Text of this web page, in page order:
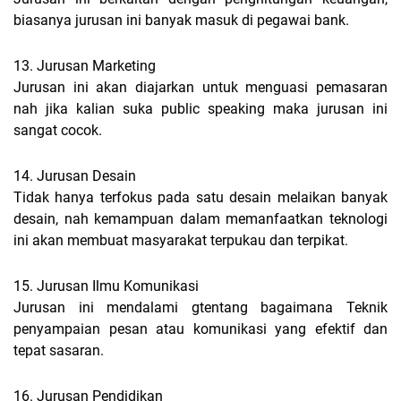
biasanya jurusan ini banyak masuk di pegawai bank.
13. Jurusan Marketing
Jurusan ini akan diajarkan untuk menguasi pemasaran
nah jika kalian suka public speaking maka jurusan ini
sangat cocok.
14. Jurusan Desain
Tidak hanya terfokus pada satu desain melaikan banyak
desain, nah kemampuan dalam memanfaatkan teknologi
ini akan membuat masyarakat terpukau dan terpikat.
15. Jurusan Ilmu Komunikasi
Jurusan ini mendalami gtentang bagaimana Teknik
penyampaian pesan atau komunikasi yang efektif dan
tepat sasaran.
16. Jurusan Pendidikan